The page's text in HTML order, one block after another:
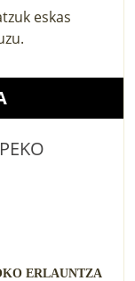
eskas
ERLAUNTZA